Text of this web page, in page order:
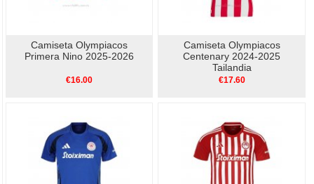
Camiseta Olympiacos
Primera Nino 2025-2026
€16.00
Camiseta Olympiacos
Centenary 2024-2025
Tailandia
€17.60